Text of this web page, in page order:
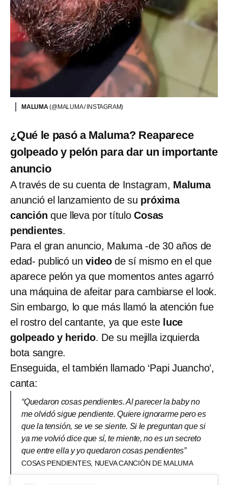
MALUMA(@MALUMA / INSTAGRAM)
¿Qué le pasó a Maluma? Reaparece
golpeado y pelón para dar un importante
anuncio
A través de su cuenta de Instagram, Maluma
anunció el lanzamiento de su próxima
canción que lleva por títuloCosas
pendientes.
Para el gran anuncio, Maluma -de 30 años de
edad- publicó unvideode sí mismo en el que
aparece pelón ya que momentos antes agarró
una máquina de afeitar para cambiarse el look.
Sin embargo, lo que más llamó la atención fue
el rostro del cantante, ya que este luce
golpeado y herido. De su mejilla izquierda
bota sangre.
Enseguida, el también llamado ‘Papi Juancho’,
canta:
“Quedaron cosas pendientes. Al parecer la baby no
me olvidó sigue pendiente. Quiere ignorarme pero es
que la tensión, se ve se siente. Si le preguntan que si
ya me volvió dice que sí, te miente, no es un secreto
que entre ella y yo quedaron cosas pendientes”
COSAS PENDIENTES, NUEVA CANCIÓN DE MALUMA